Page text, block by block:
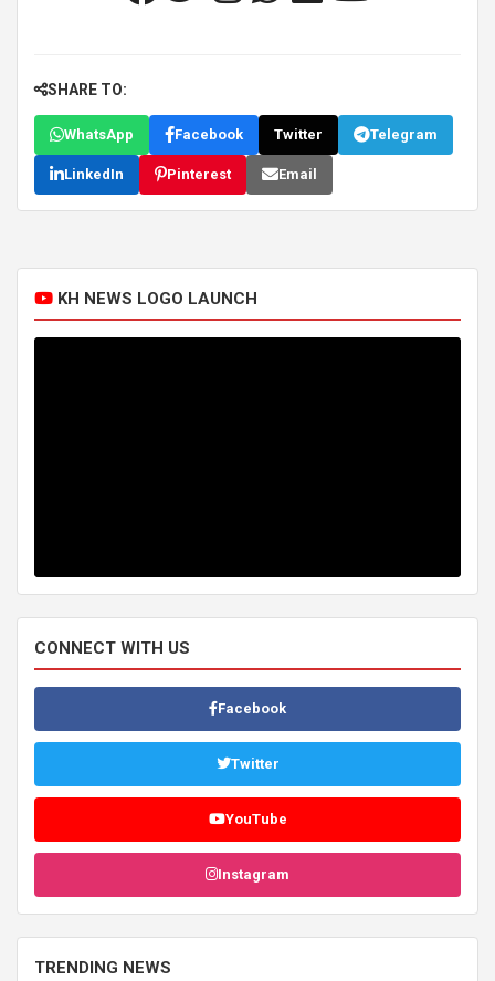
SHARE TO:
WhatsApp Facebook Twitter Telegram
LinkedIn Pinterest Email
KH NEWS LOGO LAUNCH
CONNECT WITH US
Facebook
Twitter
YouTube
Instagram
TRENDING NEWS